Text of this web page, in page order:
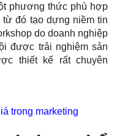
phương thức phù hợp
từ đó tạo dựng niềm tin
do doanh nghiệp
được trải nghiệm sản
thiết kế rất chuyên
trong marketing